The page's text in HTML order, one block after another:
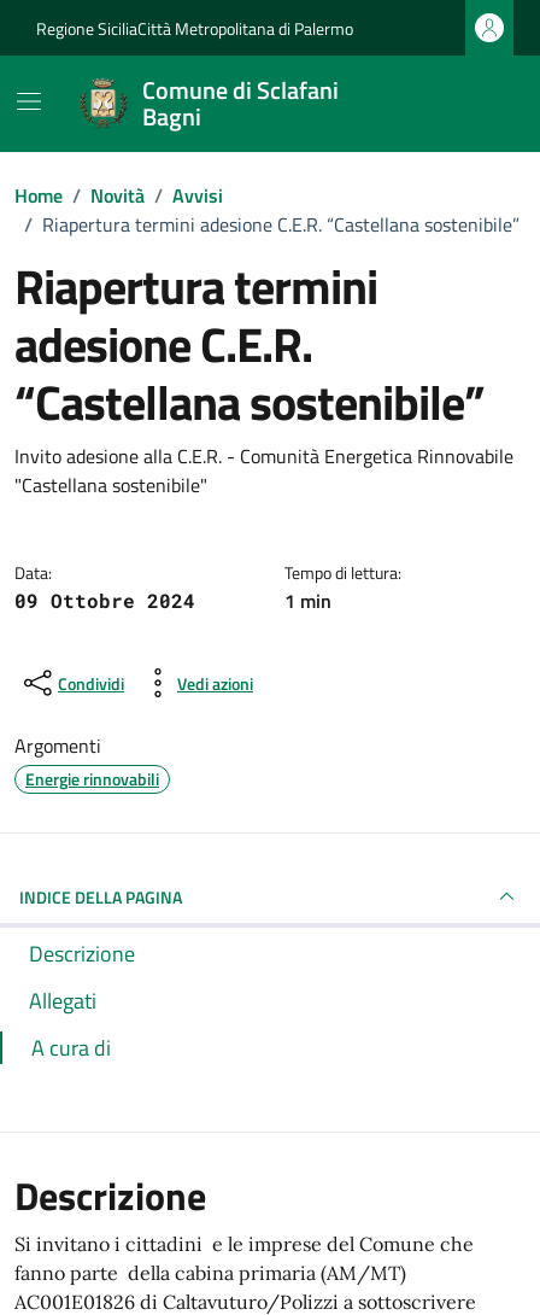
Regione SiciliaCittà Metropolitana di Palermo
Comune di Sclafani
Bagni
Home / Novità / Avvisi
/ Riapertura termini adesione C.E.R. “Castellana sostenibile”
Riapertura termini
adesione C.E.R.
“Castellana sostenibile”
Dettagli della notizia
Invito adesione alla C.E.R. - Comunità Energetica Rinnovabile
"Castellana sostenibile"
Data:
09 Ottobre 2024
Tempo di lettura:
1 min
Condividi Vedi azioni
Argomenti
Energie rinnovabili
INDICE DELLA PAGINA
Descrizione
Allegati
A cura di
Descrizione
Si invitano i cittadini e le imprese del Comune che
fanno parte della cabina primaria (AM/MT)
AC001E01826 di Caltavuturo/Polizzi a sottoscrivere